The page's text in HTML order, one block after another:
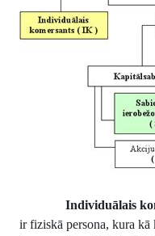
Individuālais
ir fiziskā persona, kura kā